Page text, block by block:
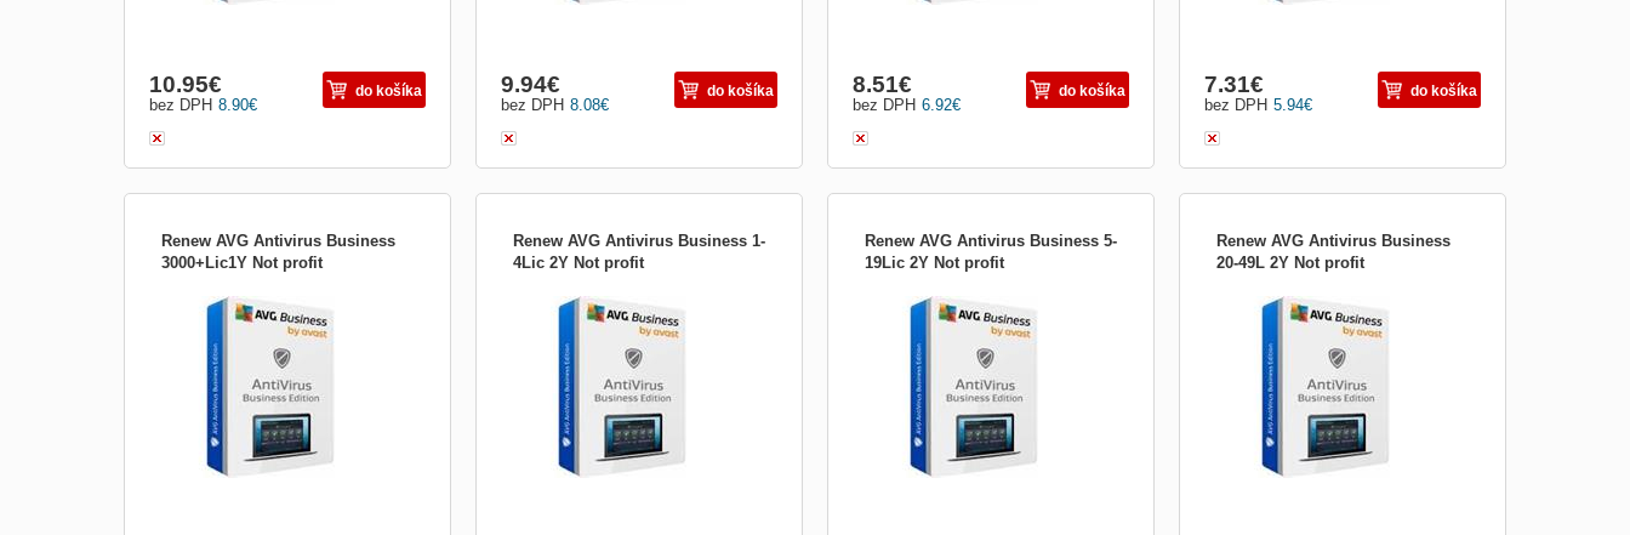
8.90€
bez DPH
10.95€ do košíka
8.08€
bez DPH
9.94€ do košíka
6.92€
bez DPH
8.51€ do košíka
5.94€
bez DPH
7.31€ do košíka
Renew AVG Antivirus Business
3000+Lic1Y Not profit
Chraňte svá firemní koncová zařízení, e-
mail a síť před ransomwarem, spamem,
phishingem a dalšími hrozbami. Bezpečná
síť. Okamžitě. CyberCapture Když si do
některého z počítačů stáhnete neznámý
soubor, jeho kopii odešleme do naší virové
laboratoře, kte...
Renew AVG Antivirus Business 1-
4Lic 2Y Not profit
Chraňte svá firemní koncová zařízení, e-
mail a síť před ransomwarem, spamem,
phishingem a dalšími hrozbami. Bezpečná
síť. Okamžitě. CyberCapture Když si do
některého z počítačů stáhnete neznámý
soubor, jeho kopii odešleme do naší virové
laboratoře, kte...
Renew AVG Antivirus Business 5-
19Lic 2Y Not profit
Chraňte svá firemní koncová zařízení, e-
mail a síť před ransomwarem, spamem,
phishingem a dalšími hrozbami. Bezpečná
síť. Okamžitě. CyberCapture Když si do
některého z počítačů stáhnete neznámý
soubor, jeho kopii odešleme do naší virové
laboratoře, kte...
Renew AVG Antivirus Business
20-49L 2Y Not profit
Chraňte svá firemní koncová zařízení, e-
mail a síť před ransomwarem, spamem,
phishingem a dalšími hrozbami. Bezpečná
síť. Okamžitě. CyberCapture Když si do
některého z počítačů stáhnete neznámý
soubor, jeho kopii odešleme do naší virové
laboratoře, kte...